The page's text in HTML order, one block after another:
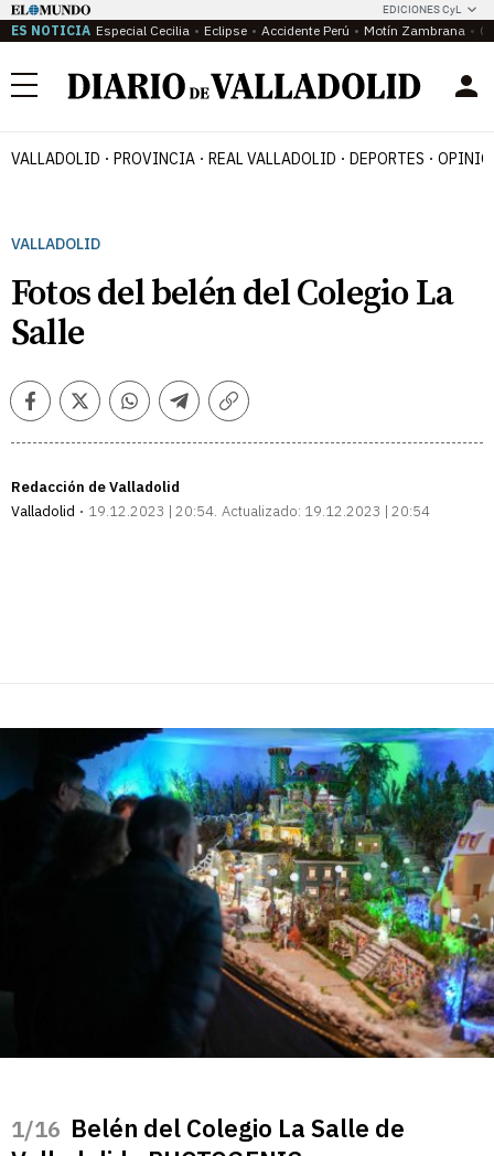
EDICIONES CyL
ES NOTICIA Especial Cecilia Eclipse Accidente Perú Motín Zambrana
Menú
VALLADOLID PROVINCIA REAL VALLADOLID DEPORTES
VALLADOLID
Fotos del belén del Colegio La
Salle
FacebookTwitterWhatsappTelegramCopiar
Redacción de Valladolid
Valladolid
19.12.2023 | 20:54 Actualizado: 19.12.2023 | 20:54
/16 Belén del Colegio La Salle de